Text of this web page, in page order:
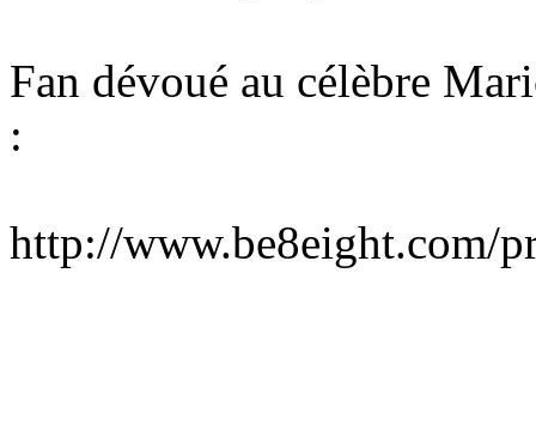
Fan dévoué au célèbre
:
http://www.be8eight.com/